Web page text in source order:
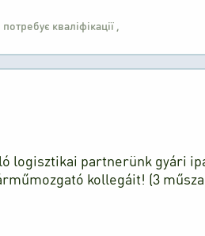
кваліфікації
logisztikai partnerünk gyári
kollegáit! (3